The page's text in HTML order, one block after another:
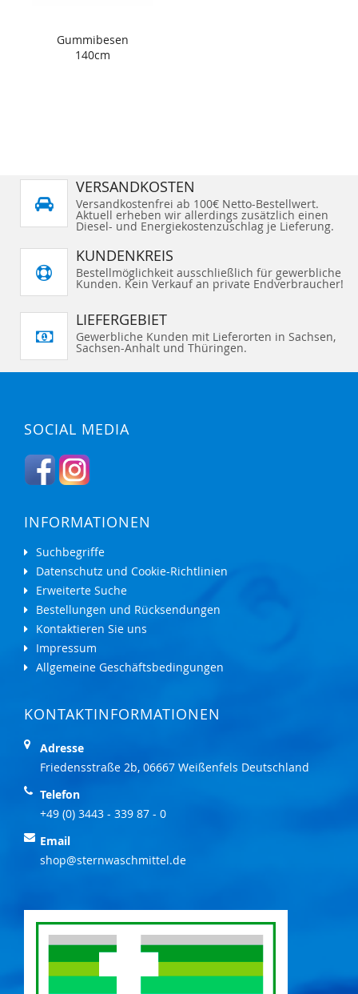
Gummibesen
140cm
VERSANDKOSTEN
Versandkostenfrei ab 100€ Netto-Bestellwert.
Aktuell erheben wir allerdings zusätzlich einen
Diesel- und Energiekostenzuschlag je Lieferung.
KUNDENKREIS
Bestellmöglichkeit ausschließlich für gewerbliche
Kunden. Kein Verkauf an private Endverbraucher!
LIEFERGEBIET
Gewerbliche Kunden mit Lieferorten in Sachsen,
Sachsen-Anhalt und Thüringen.
SOCIAL MEDIA
INFORMATIONEN
Suchbegriffe
Datenschutz und Cookie-Richtlinien
Erweiterte Suche
Bestellungen und Rücksendungen
Kontaktieren Sie uns
Impressum
Allgemeine Geschäftsbedingungen
KONTAKTINFORMATIONEN
Adresse
Friedensstraße 2b, 06667 Weißenfels Deutschland
Telefon
+49 (0) 3443 - 339 87 - 0
Email
shop@sternwaschmittel.de